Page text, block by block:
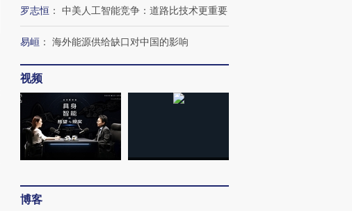
罗志恒 ： 中美人工智能竞争：道路比技术更重要
易峘 ： 海外能源供给缺口对中国的影响
视频
博客